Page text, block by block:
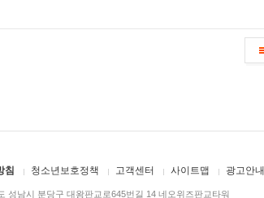
침 청소년보호정책 고객센터 사이트맵 광고안내
성남시 분당구 대왕판교로645번길 14 네오위즈판교타워